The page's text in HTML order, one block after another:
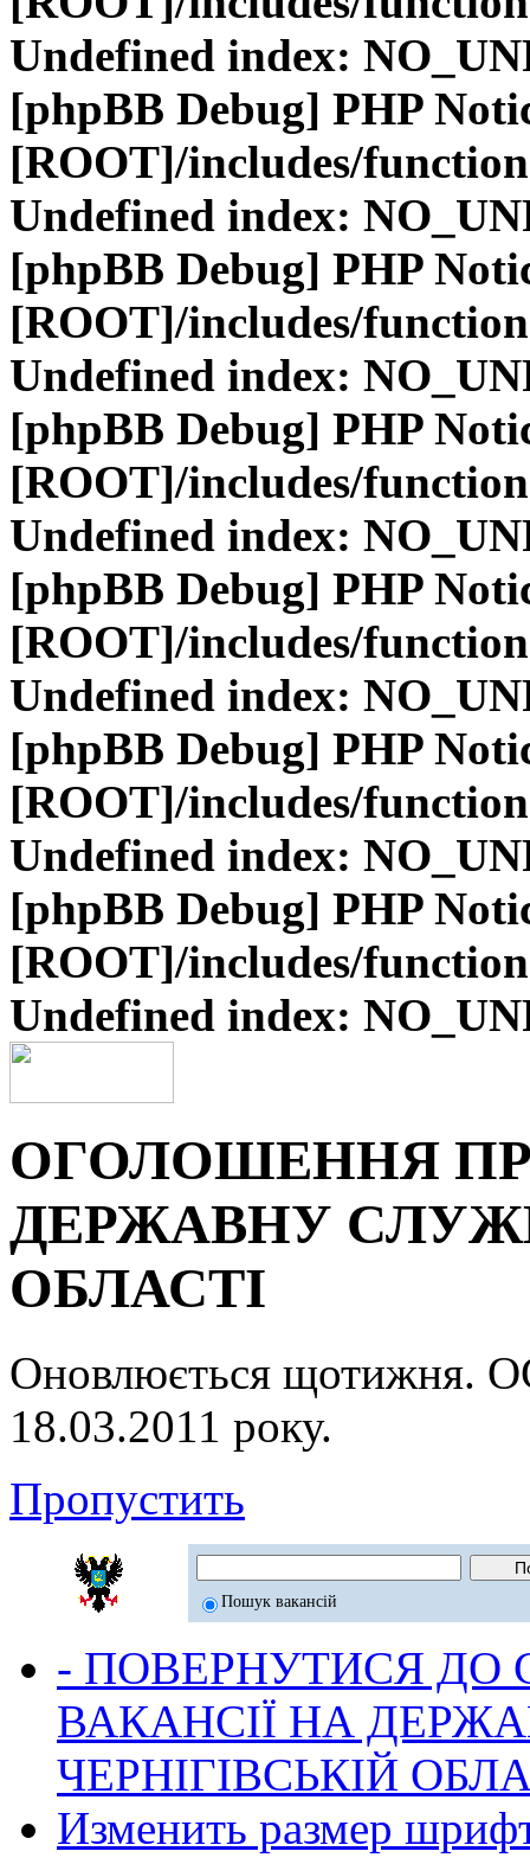
Undefined index:
[phpBB Debug] PHP
[ROOT]/includes/
Undefined index:
[phpBB Debug] PHP
[ROOT]/includes/
Undefined index:
[phpBB Debug] PHP
[ROOT]/includes/
Undefined index:
[phpBB Debug] PHP
[ROOT]/includes/
Undefined index:
[phpBB Debug] PHP
[ROOT]/includes/
Undefined index:
[phpBB Debug] PHP
[ROOT]/includes/
Undefined index:
ОГОЛОШЕННЯ
ДЕРЖАВНУ
ОБЛАСТІ
Оновлюється
18.03.2011 року.
Пропустить
Пошук вакансій
- ПОВЕРНУТИСЯ ДО
ВАКАНСІЇ НА
ЧЕРНІГІВСЬКІЙ
Изменить размер